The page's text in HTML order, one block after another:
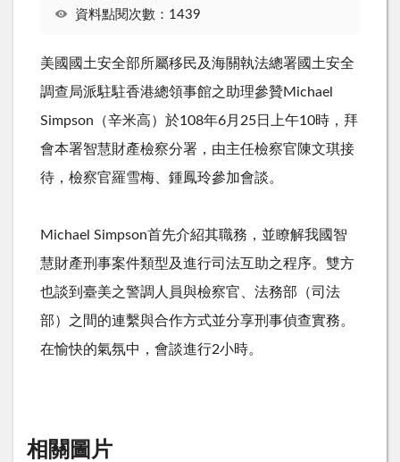
資料點閱次數：1439
美國國土安全部所屬移民及海關執法總署國土安全
調查局派駐駐香港總領事館之助理參贊Michael
Simpson（辛米高）於108年6月25日上午10時，拜
會本署智慧財產檢察分署，由主任檢察官陳文琪接
待，檢察官羅雪梅、鍾鳳玲參加會談。
Michael Simpson首先介紹其職務，並瞭解我國智
慧財產刑事案件類型及進行司法互助之程序。雙方
也談到臺美之警調人員與檢察官、法務部（司法
部）之間的連繫與合作方式並分享刑事偵查實務。
在愉快的氣氛中，會談進行2小時。
相關圖片